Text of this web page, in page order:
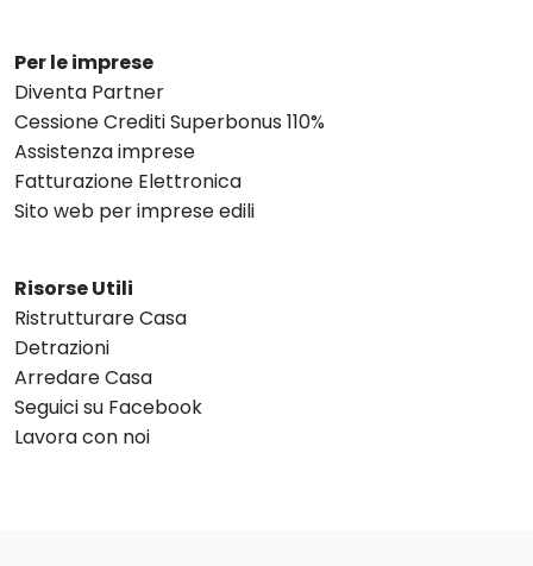
Per le imprese
Diventa Partner
Cessione Crediti Superbonus 110%
Assistenza imprese
Fatturazione Elettronica
Sito web per imprese edili
Risorse Utili
Ristrutturare Casa
Detrazioni
Arredare Casa
Seguici su Facebook
Lavora con noi